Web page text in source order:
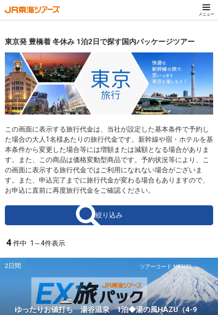
メニュー
東京発 豊橋着 冬休み 1泊2日で探す国内パッケージツアー
この画面に表示する旅行代金は、当社が設定した基本条件で予約し
た場合の大人1名様あたりの旅行代金です。新幹線や宿・ホテルを基
本条件から変更した場合等には増額または減額となる場合がありま
す。また、この商品は価格変動型商品です。予約状況等により、こ
の画面に表示する旅行代金ではご利用になれない場合がございま
す。また、申込完了までに旅行代金が変わる場合もありますので、
お申込に直前に再度旅行代金をご確認ください。
絞り込み
4 件中 1～4件表示
ツアーコード N97601
2日間
ゆったりお値打ち 湯谷温泉 1泊◆湯の風HAZU（4-9